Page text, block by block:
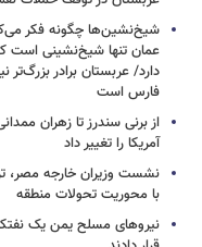
شیخ‌نشین‌ها چگونه فکر
عمان تنها شیخ‌نشینی است
دارد/ عربستان برادر
فارس است
آمریکا را تغییر داد
نشست وزیران خارجه مصر،
با محوریت تحولات منطقه
نیروهای مسلح یمن یک